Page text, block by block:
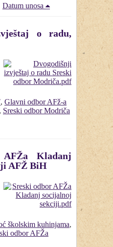
Datum unosa
o radu,
, Glavni odbor AFž-a
, Sreski odbor Modriča
Kladanj
AFŽ BiH
školskim kuhinjama,
odbor AFŽa